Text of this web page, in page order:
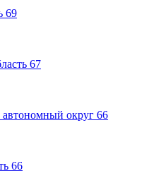
69
67
округ 66
66